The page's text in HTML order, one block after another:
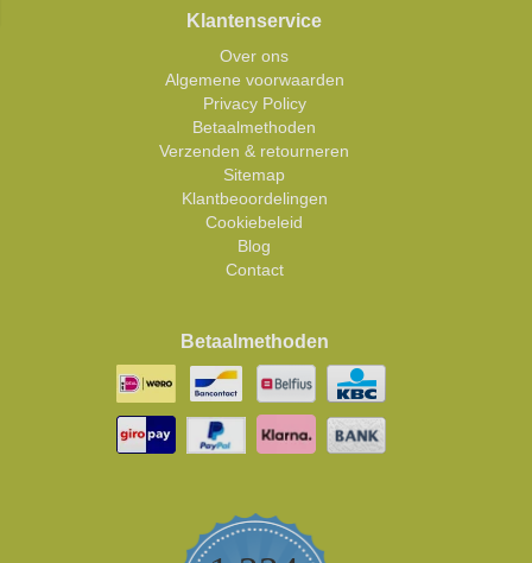
Klantenservice
Over ons
Algemene voorwaarden
Privacy Policy
Betaalmethoden
Verzenden & retourneren
Sitemap
Klantbeoordelingen
Cookiebeleid
Blog
Contact
Betaalmethoden